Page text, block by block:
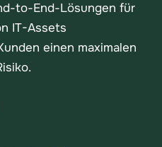
to-End-Lösungen für
IT-Assets
einen maximalen